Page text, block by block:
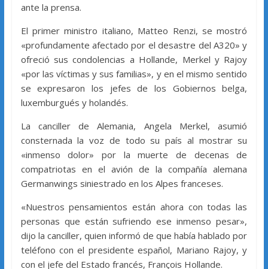
ante la prensa.
El primer ministro italiano, Matteo Renzi, se mostró
«profundamente afectado por el desastre del A320» y
ofreció sus condolencias a Hollande, Merkel y Rajoy
«por las víctimas y sus familias», y en el mismo sentido
se expresaron los jefes de los Gobiernos belga,
luxemburgués y holandés.
La canciller de Alemania, Angela Merkel, asumió
consternada la voz de todo su país al mostrar su
«inmenso dolor» por la muerte de decenas de
compatriotas en el avión de la compañía alemana
Germanwings siniestrado en los Alpes franceses.
«Nuestros pensamientos están ahora con todas las
personas que están sufriendo ese inmenso pesar»,
dijo la canciller, quien informó de que había hablado por
teléfono con el presidente español, Mariano Rajoy, y
con el jefe del Estado francés, François Hollande.